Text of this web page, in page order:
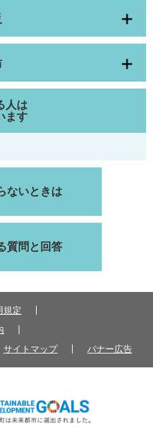
人は
ます
ないときは
質問と回答
規定
サイトマップ バナー広告